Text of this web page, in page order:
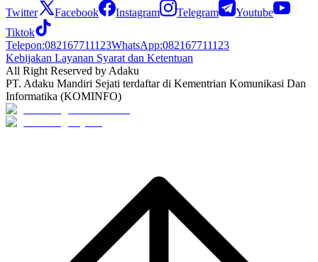
Twitter
Facebook Instagram Telegram
Youtube
Tiktok
Telepon:082167711123WhatsApp:082167711123
Kebijakan Layanan Syarat dan Ketentuan
All Right Reserved by Adaku
PT. Adaku Mandiri Sejati terdaftar di Kementrian Komunikasi Dan
Informatika (KOMINFO)